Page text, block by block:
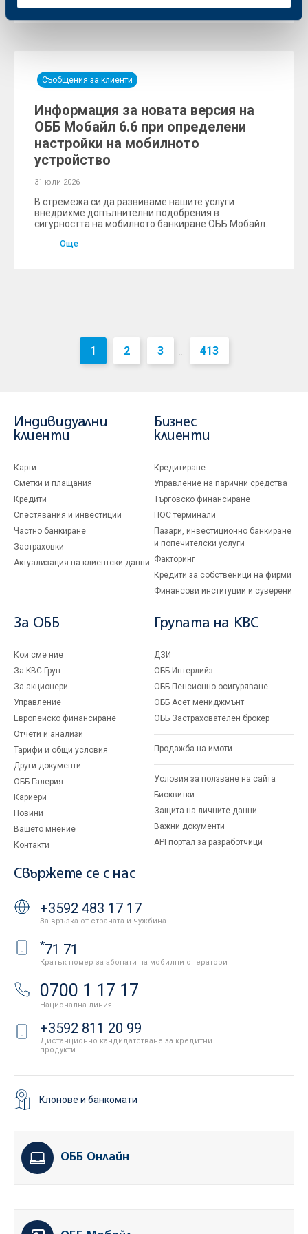
Съобщения за клиенти
Информация за новата версия на
ОББ Мобайл 6.6 при определени
настройки на мобилното
устройство
31 юли 2026
В стремежа си да развиваме нашите услуги
внедрихме допълнителни подобрения в
сигурността на мобилното банкиране ОББ Мобайл.
Още
1 2 3 ... 413
Индивидуални
клиенти
Карти
Сметки и плащания
Кредити
Спестявания и инвестиции
Частно банкиране
Застраховки
Актуализация на клиентски данни
Бизнес
клиенти
Кредитиране
Управление на парични средства
Търговско финансиране
ПОС терминали
Пазари, инвестиционно банкиране
и попечителски услуги
Факторинг
Кредити за собственици на фирми
Финансови институции и суверени
За ОББ
Кои сме ние
За KBC Груп
За акционери
Управление
Европейско финансиране
Отчети и анализи
Тарифи и общи условия
Други документи
ОББ Галерия
Кариери
Новини
Вашето мнение
Контакти
Групата на KBC
ДЗИ
ОББ Интерлийз
ОББ Пенсионно осигуряване
ОББ Асет мениджмънт
ОББ Застрахователен брокер
Продажба на имоти
Условия за ползване на сайта
Бисквитки
Защита на личните данни
Важни документи
API портал за разработчици
Свържете се с нас
+3592 483 17 17
За връзка от страната и чужбина
*71 71
Кратък номер за абонати на мобилни оператори
0700 1 17 17
Национална линия
+3592 811 20 99
Дистанционно кандидатстване за кредитни
продукти
Клонове и банкомати
ОББ Онлайн